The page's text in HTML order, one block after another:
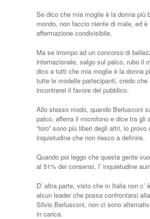
Se dico che mia moglie è la donna più
mondo, non faccio niente di male, ed è
affermazione condivisibile.
Ma se irrompo ad un concorso di
internazionale, salgo sul palco, rubo il
dico a tutti che mia moglie è la donna
tutte le modelle partecipanti, credo che
incontrerei il favore del pubblico.
Allo stesso modo, quando Berlusconi
palco, afferra il microfono e dice tra gli
“loro” sono più liberi degli altri, io provo
inquietudine che non riesco a definire.
Quando poi leggo che questa gente
al 51% dei consensi, l’ inquietudine
D’ altra parte, visto che in Italia non c’
alcun leader che possa confrontarsi
Silvio Berlusconi, non ci sono
in carica.